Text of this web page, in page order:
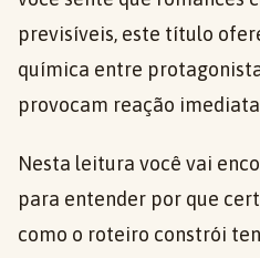
previsíveis, este título
química entre
provocam reação
Nesta leitura você vai
para entender por que
como o roteiro constrói